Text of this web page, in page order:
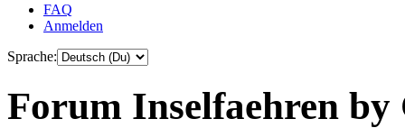
FAQ
Anmelden
Sprache:
Forum Inselfaehren